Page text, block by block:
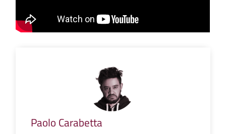
Paolo Carabetta